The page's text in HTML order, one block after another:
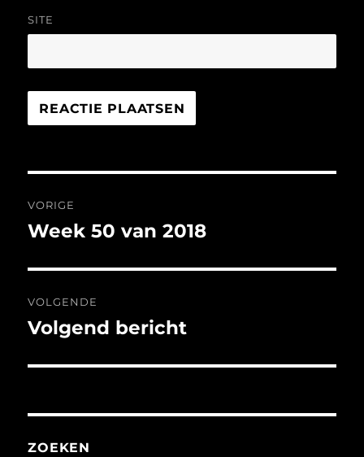
SITE
navigatie
VORIGE
Vorig
Week 50 van 2018
VOLGENDE
Volgend
Volgend bericht
ZOEKEN